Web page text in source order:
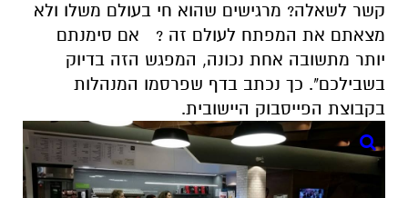
קשר לשאלה? מרגישים שהוא חי בעולם משלו ולא
מצאתם את המפתח לעולם זה ?
אם סימנתם
יותר מתשובה אחת נכונה, המפגש הזה בדיוק
בשבילכם". כך נכתב בדף שפרסמו המנהלות
בקבוצת הפייסבוק היישובית.